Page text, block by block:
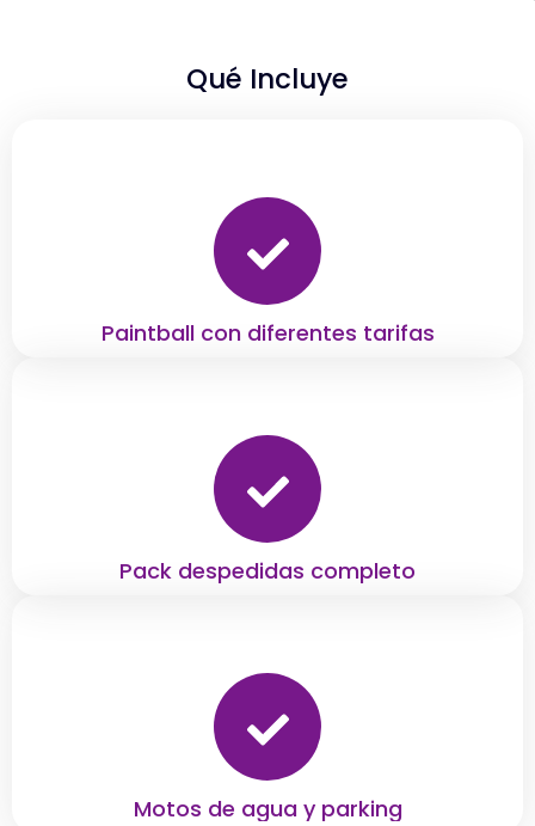
Qué Incluye
Paintball con diferentes tarifas
Pack despedidas completo
Motos de agua y parking